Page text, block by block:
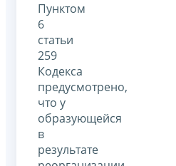
Пунктом
6
статьи
259
Кодекса
предусмотрено,
что у
образующейся
в
результате